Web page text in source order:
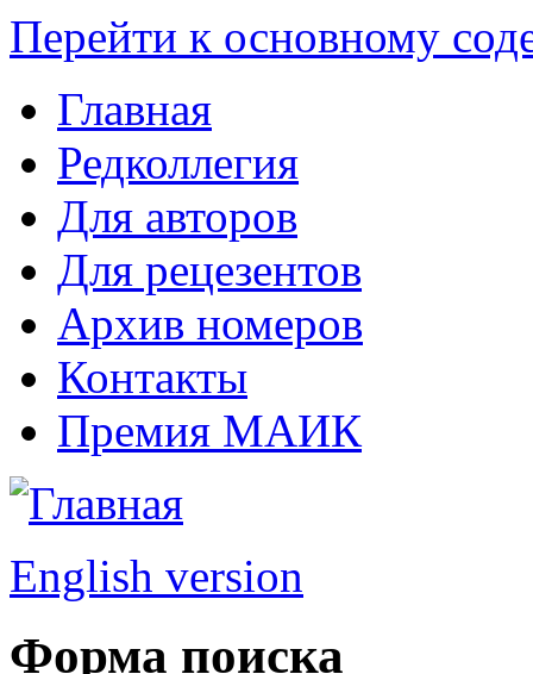
Перейти к основному
Главная
Редколлегия
Для авторов
Для рецезентов
Архив номеров
Контакты
Премия МАИК
English version
Форма поиска